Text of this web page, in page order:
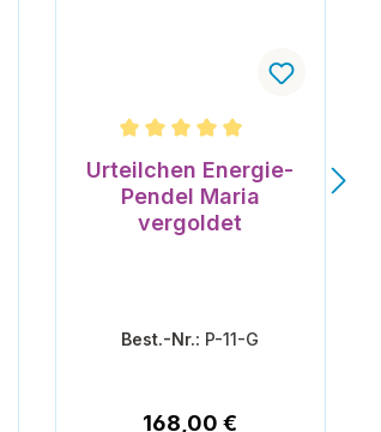
Durchschnittliche Bewertung
Urteilchen Energie-
Pendel Maria
vergoldet
Best.-Nr.: P-11-G
Regulärer Preis:
168,00 €